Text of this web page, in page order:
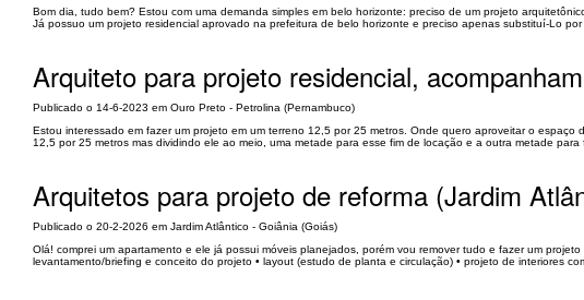
Bom dia, tudo bem? Estou com uma demanda simples em belo horizonte: preciso de um projeto
Já possuo um projeto residencial aprovado na prefeitura de belo horizonte e preciso apenas substituí-Lo
Arquiteto para projeto residencial,
Publicado o 14-6-2023 em Ouro Preto - Petrolina (Pernambuco)
Estou interessado em fazer um projeto em um terreno 12,5 por 25 metros. Onde quero aproveitar o
12,5 por 25 metros mas dividindo ele ao meio, uma metade para esse fim de locação e a outra metade
Arquitetos para projeto de reforma (Jardim
Publicado o 20-2-2026 em Jardim Atlântico - Goiânia (Goiás)
Olá! comprei um apartamento e ele já possui móveis planejados, porém vou remover tudo e fazer um
levantamento/briefing e conceito do projeto • layout (estudo de planta e circulação) • projeto de interiores